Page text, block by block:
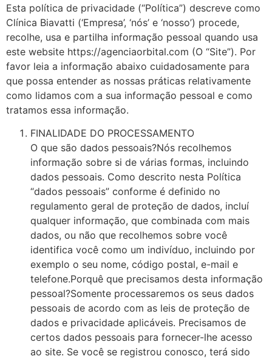
Esta política de privacidade (“Política”) descreve como
Clínica Biavatti (‘Empresa’, ‘nós’ e ‘nosso’) procede,
recolhe, usa e partilha informação pessoal quando usa
este website https://agenciaorbital.com (O “Site”). Por
favor leia a informação abaixo cuidadosamente para
que possa entender as nossas práticas relativamente
como lidamos com a sua informação pessoal e como
tratamos essa informação.
FINALIDADE DO PROCESSAMENTO
O que são dados pessoais?Nós recolhemos
informação sobre si de várias formas, incluindo
dados pessoais. Como descrito nesta Política
“dados pessoais” conforme é definido no
regulamento geral de proteção de dados, incluí
qualquer informação, que combinada com mais
dados, ou não que recolhemos sobre você
identifica você como um indivíduo, incluindo por
exemplo o seu nome, código postal, e-mail e
telefone.Porquê que precisamos desta informação
pessoal?Somente processaremos os seus dados
pessoais de acordo com as leis de proteção de
dados e privacidade aplicáveis. Precisamos de
certos dados pessoais para fornecer-lhe acesso
ao site. Se você se registrou conosco, terá sido